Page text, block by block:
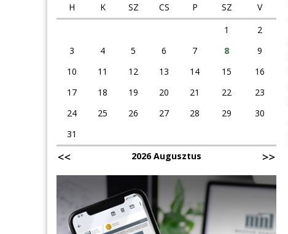
H
K SZ CS P SZ
V
1
2
3
4 5 6 7 8
9
10
11 12 13 14 15
16
17
18 19 20 21 22
23
24
25 26 27 28 29
30
31
2026 Augusztus